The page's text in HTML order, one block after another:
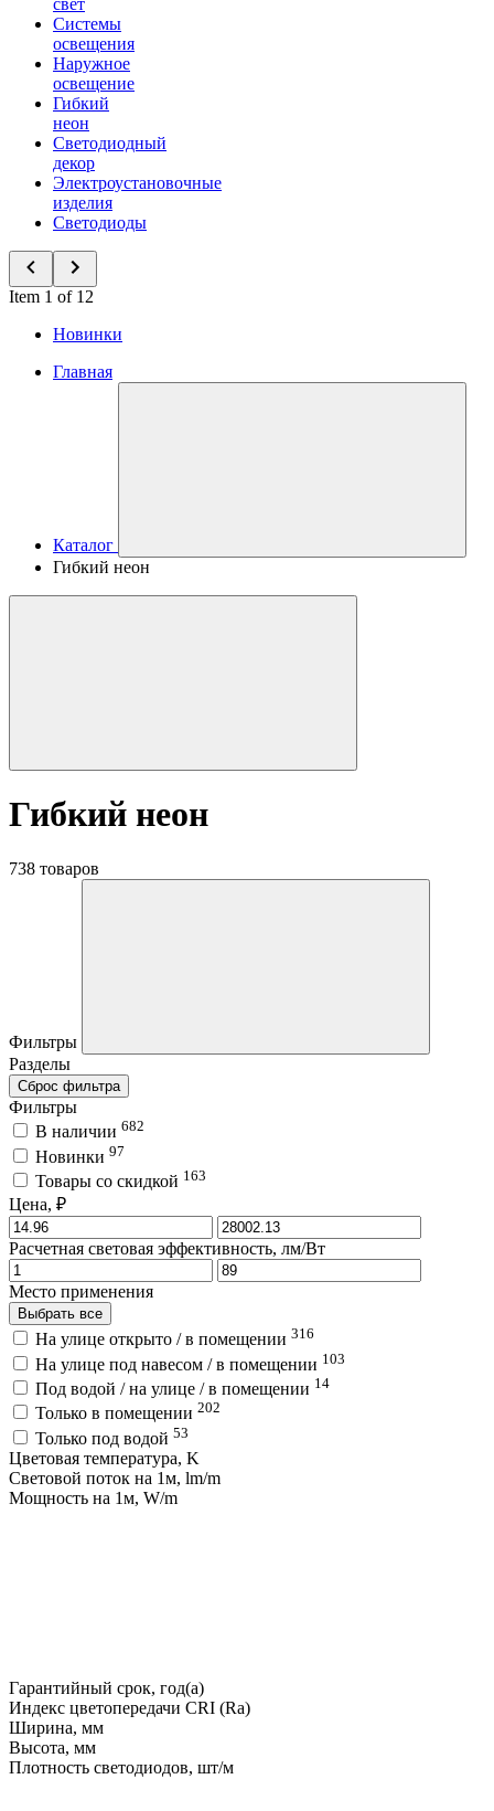
свет
Системы
освещения
Наружное
освещение
Гибкий
неон
Светодиодный
декор
Электроустановочные
изделия
Светодиоды
Item 1 of 12
Новинки
Главная
Каталог
Гибкий неон
Гибкий неон
738 товаров
Фильтры
Разделы
Сброс фильтра
Фильтры
В наличии 682
Новинки 97
Товары со скидкой 163
Цена, ₽
Расчетная световая эффективность, лм/Вт
Место применения
Выбрать все
На улице открыто / в помещении 316
На улице под навесом / в помещении 103
Под водой / на улице / в помещении 14
Только в помещении 202
Только под водой 53
Цветовая температура, K
Световой поток на 1м, lm/m
Мощность на 1м, W/m
Гарантийный срок, год(а)
Индекс цветопередачи CRI (Ra)
Ширина, мм
Высота, мм
Плотность светодиодов, шт/м